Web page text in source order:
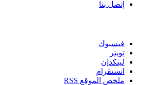
إتصل بنا
فيسبوك
تويتر
لينكدإن
انستقرام
ملخص الموقع RSS